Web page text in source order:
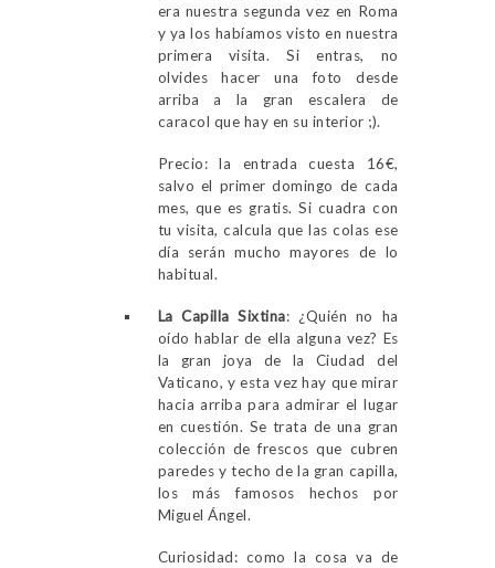
era nuestra segunda vez en Roma
y ya los habíamos visto en nuestra
primera visita. Si entras, no
olvides hacer una foto desde
arriba a la gran escalera de
caracol que hay en su interior ;).
Precio: la entrada cuesta 16€,
salvo el primer domingo de cada
mes, que es gratis. Si cuadra con
tu visita, calcula que las colas ese
día serán mucho mayores de lo
habitual.
La Capilla Sixtina: ¿Quién no ha
oído hablar de ella alguna vez? Es
la gran joya de la Ciudad del
Vaticano, y esta vez hay que mirar
hacia arriba para admirar el lugar
en cuestión. Se trata de una gran
colección de frescos que cubren
paredes y techo de la gran capilla,
los más famosos hechos por
Miguel Ángel.
Curiosidad: como la cosa va de